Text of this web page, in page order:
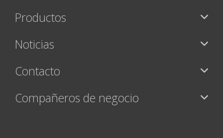
Productos
Noticias
Contacto
Compañeros de negocio